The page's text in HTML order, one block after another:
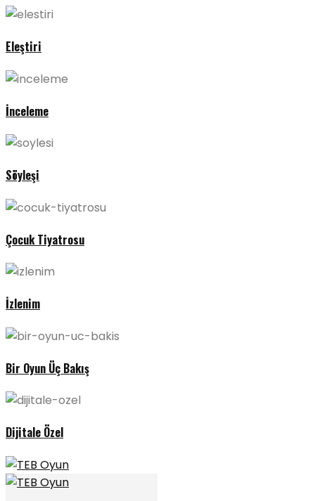
Eleştiri
İnceleme
Söyleşi
Çocuk Tiyatrosu
İzlenim
Bir Oyun Üç Bakış
Dijitale Özel